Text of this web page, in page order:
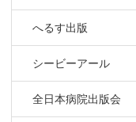
へるす出版
シービーアール
全日本病院出版会